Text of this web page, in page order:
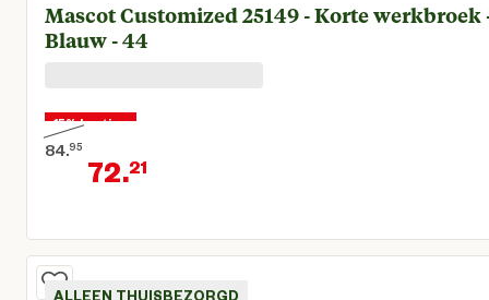
Mascot Customized 25149 - Korte werkbroek
Blauw - 44
15% korting
84. 95
Oorspronkelijke prijs € 84,95
72.21
Huidige prijs € 72,21
ALLEEN THUISBEZORGD